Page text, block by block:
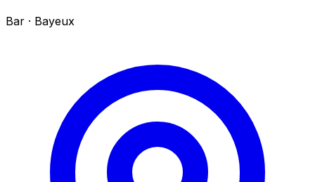
Bar · Bayeux